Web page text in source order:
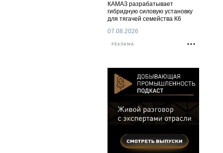
КАМАЗ разрабатывает
гибридную силовую установку
для тягачей семейства К6
07.08.2026
РЕКЛАМА